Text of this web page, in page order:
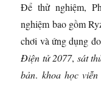
Để thử nghiệm,
nghiệm bao gồm
chơi và ứng dụng
Điện tử 2077, sát
bản. khoa học